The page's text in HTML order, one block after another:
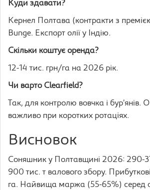
Куди здавати?
Кернел Полтава (контракти з
Bunge. Експорт олії у Індію.
Скільки коштує оренда?
12-14 тис. грн/га на 2026 рік.
Чи варто Clearfield?
Так, для контролю вовчка і бур’янів.
важливо при коротких ротаціях.
Висновок
Соняшник у Полтавщині 2026: 290-
900 тис. т валового збору.
га. Найвища маржа (55-65%) серед